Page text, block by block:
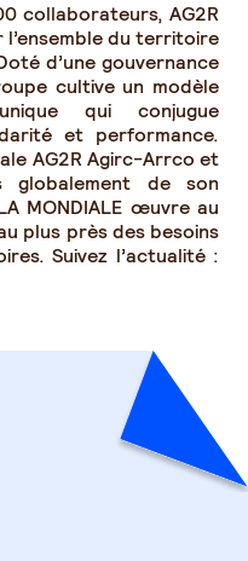
collaborateurs, AG2R
l’ensemble du territoire
d’une gouvernance
cultive un modèle
qui conjugue
et performance.
AG2R Agirc-Arrco et
globalement de son
MONDIALE œuvre au
plus près des besoins
Suivez l’actualité :